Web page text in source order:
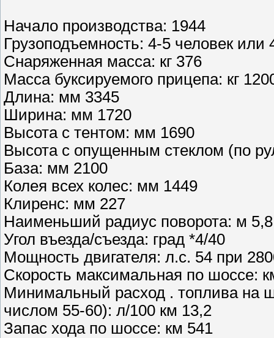
Начало производства: 1944
Грузоподъемность: 4-5 человек или
Снаряженная масса: кг 376
Масса буксируемого прицепа: кг
Длина: мм 3345
Ширина: мм 1720
Высота с тентом: мм 1690
Высота с опущенным стеклом (по
База: мм 2100
Колея всех колес: мм 1449
Клиренс: мм 227
Наименьший радиус поворота: м 5,8
Угол въезда/съезда: град *4/40
Мощность двигателя: л.с. 54 при
Скорость максимальная по шоссе:
Минимальный расход . топлива на
числом 55-60): л/100 км 13,2
Запас хода по шоссе: км 541